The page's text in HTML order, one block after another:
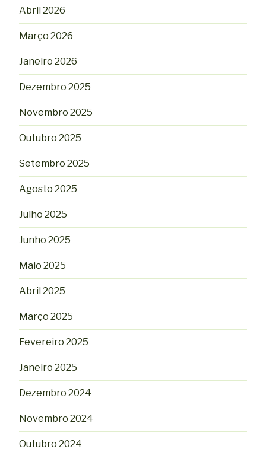
Abril 2026
Março 2026
Janeiro 2026
Dezembro 2025
Novembro 2025
Outubro 2025
Setembro 2025
Agosto 2025
Julho 2025
Junho 2025
Maio 2025
Abril 2025
Março 2025
Fevereiro 2025
Janeiro 2025
Dezembro 2024
Novembro 2024
Outubro 2024